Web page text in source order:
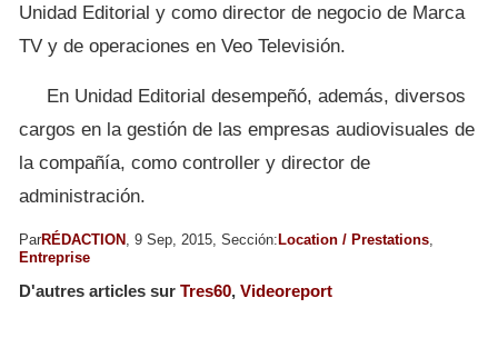
Unidad Editorial y como director de negocio de Marca
TV y de operaciones en Veo Televisión.
En Unidad Editorial desempeñó, además, diversos
cargos en la gestión de las empresas audiovisuales de
la compañía, como controller y director de
administración.
ParRÉDACTION , 9 Sep, 2015, Sección: Location / Prestations
Entreprise
D'autres articles sur Tres60, Videoreport